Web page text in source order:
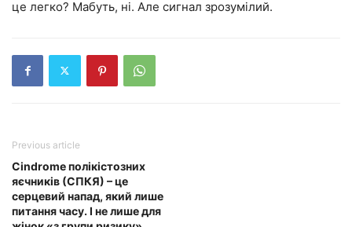
це легко? Мабуть, ні. Але сигнал зрозумілий.
Previous article
Сindrome полікістозних
яєчників (СПКЯ) – це
серцевий напад, який лише
питання часу. І не лише для